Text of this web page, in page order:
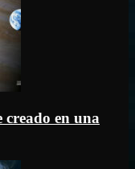
en una